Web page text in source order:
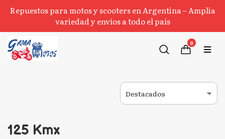
Repuestos para motos y scooters en Argentina – Amplia
variedad y envíos a todo el país
0
125 Kmx